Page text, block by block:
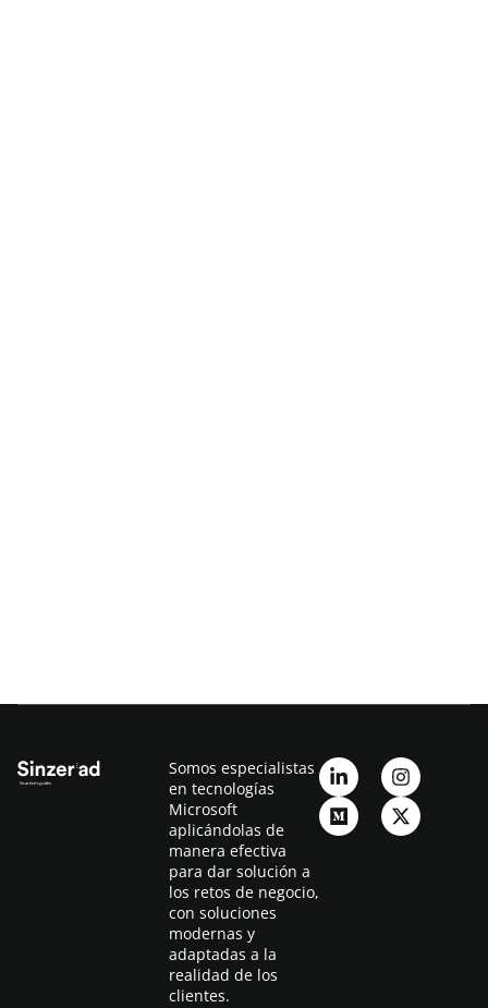
Somos especialistas
en tecnologías
Microsoft
aplicándolas de
manera efectiva
para dar solución a
los retos de negocio,
con soluciones
modernas y
adaptadas a la
realidad de los
clientes.